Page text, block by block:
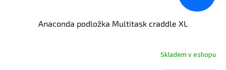
Anaconda podložka Multitask craddle XL
Skladem v eshopu